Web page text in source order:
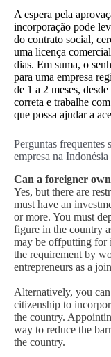
A espera pela
incorporação pode
do contrato social,
uma licença
dias. Em suma, o
para uma empresa
de 1 a 2 meses,
correta e trabalhe
que possa ajudar a
Perguntas frequentes
empresa na Indonésia
Can a foreigner
Yes, but there are
must have an
or more. You must
figure in the country
may be offputting for
the requirement by
entrepreneurs as a
Alternatively, you
citizenship to
the country.
way to reduce the
the country.